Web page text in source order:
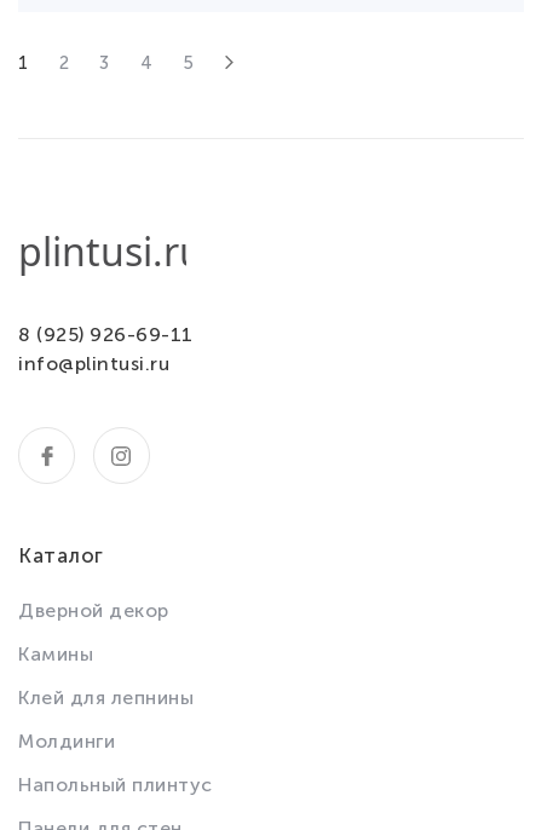
1 2 3 4 5
8 (925) 926-69-11
info@plintusi.ru
Каталог
Дверной декор
Камины
Клей для лепнины
Молдинги
Напольный плинтус